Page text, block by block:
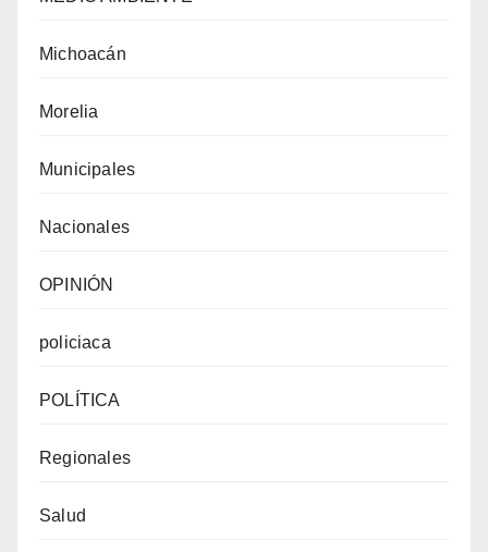
Michoacán
Morelia
Municipales
Nacionales
OPINIÓN
policiaca
POLÍTICA
Regionales
Salud